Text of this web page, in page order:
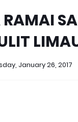
January 26, 2017